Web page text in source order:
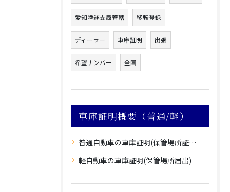
愛知陸運支局管轄 移転登録
ディーラー 車庫証明 出張
希望ナンバー 全国
車庫証明概要（普通/軽）
普通自動車の車庫証明(保管場所証明申請)
軽自動車の車庫証明(保管場所届出)